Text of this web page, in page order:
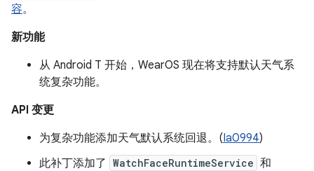
容。
新功能
从 Android T 开始，WearOS 现在将支持默认天气系
统复杂功能。
API 变更
为复杂功能添加天气默认系统回退。(Ia0994)
此补丁添加了 WatchFaceRuntimeService 和